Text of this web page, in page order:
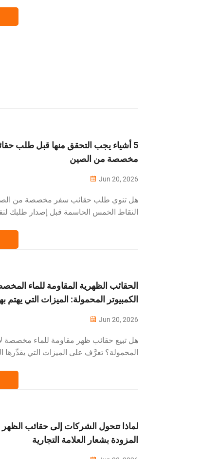
5 أشياء يجب التحقق منها قبل طلب
مخصصة من الصين
Jun 20, 2026
هل تنوي طلب حقائب سفر مخصصة من
النقاط الخمس الحاسمة قبل إصدار طلبك
────────────────────────
الحقائب الظهرية المقاومة للماء
الكمبيوتر المحمولة: الميزات التي يهتم
Jun 20, 2026
هل تبيع حقائب ظهر مقاومة للماء مخصصة
المحمولة؟ تعرَّف على الميزات التي يقدِّرها
──────────────────────── إن
لماذا تتحول الشركات إلى حقائب
المزودة بشعار العلامة التجارية